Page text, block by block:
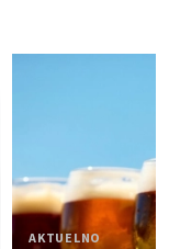
AKTUELNO